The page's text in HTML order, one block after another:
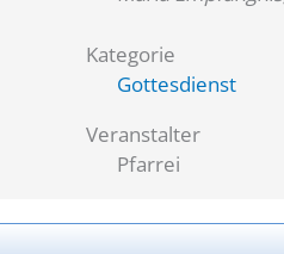
Kategorie
Gottesdienst
Veranstalter
Pfarrei